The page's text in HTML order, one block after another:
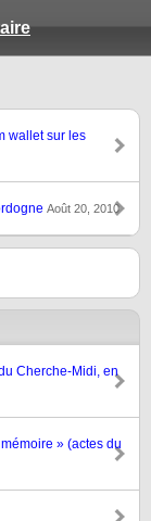
wallet sur les
Août 20, 2010
Cherche-Midi, en
» (actes du